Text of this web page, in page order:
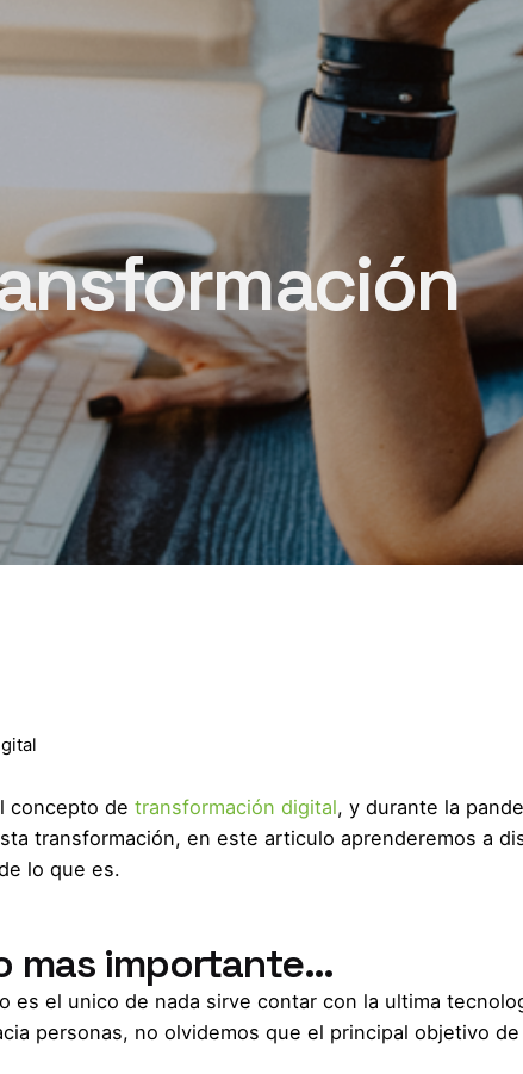
concepto de transformación digital, y durante la
transformación, en este articulo aprenderemos a
lo que es.
mas importante…
el unico de nada sirve contar con la ultima
personas, no olvidemos que el principal objetivo de